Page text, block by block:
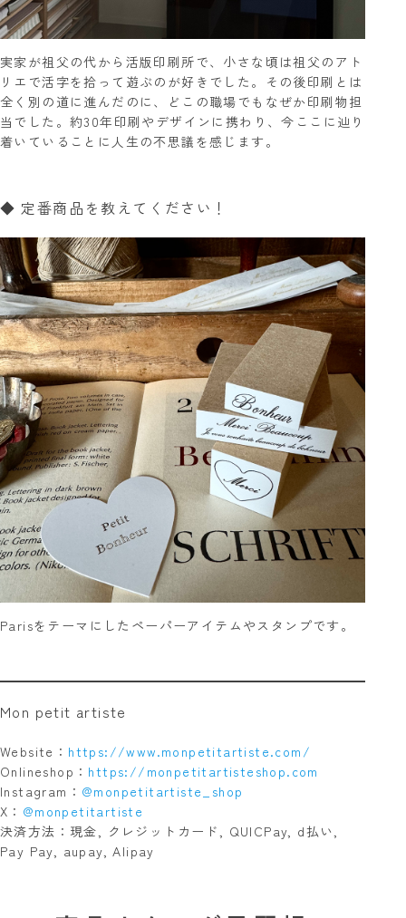
実家が祖父の代から活版印刷所で、小さな頃は祖父のアト
リエで活字を拾って遊ぶのが好きでした。その後印刷とは
全く別の道に進んだのに、どこの職場でもなぜか印刷物担
当でした。約30年印刷やデザインに携わり、今ここに辿り
着いていることに人生の不思議を感じます。
◆ 定番商品を教えてください！
Parisをテーマにしたペーパーアイテムやスタンプです。
Mon petit artiste
Website： https://www.monpetitartiste.com/
Onlineshop： https://monpetitartisteshop.com
Instagram： @monpetitartiste_shop
X： @monpetitartiste
決済方法：現金, クレジットカード, QUICPay, d払い,
Pay Pay, aupay, Alipay